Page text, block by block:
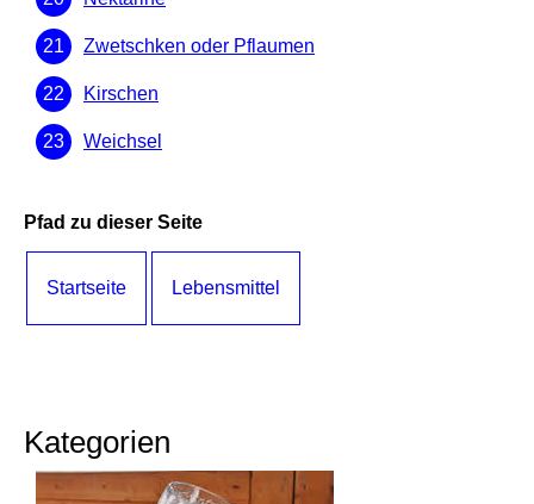
Zwetschken oder Pflaumen
Kirschen
Weichsel
Pfad zu dieser Seite
Startseite Lebensmittel
Kategorien